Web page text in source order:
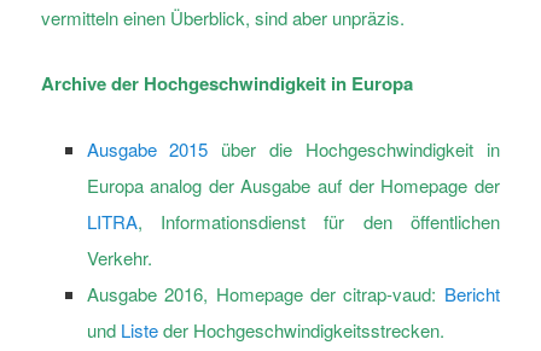
vermitteln einen Überblick, sind aber unpräzis.
Archive der Hochgeschwindigkeit in Europa
Ausgabe 2015 über die Hochgeschwindigkeit in
Europa analog der Ausgabe auf der Homepage der
LITRA, Informationsdienst für den öffentlichen
Verkehr.
Ausgabe 2016, Homepage der citrap-vaud: Bericht
und Liste der Hochgeschwindigkeitsstrecken.